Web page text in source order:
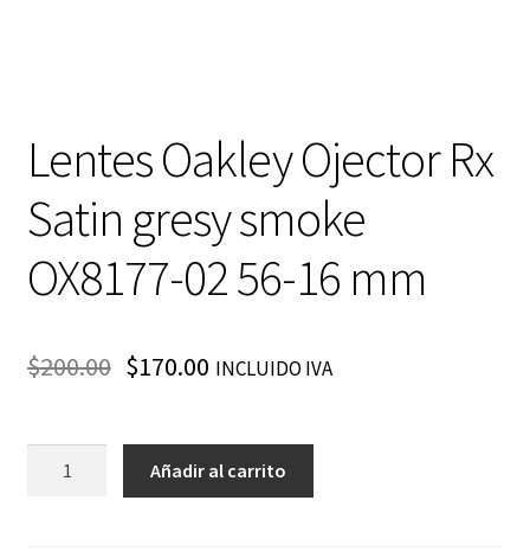
Lentes Oakley Ojector Rx
Satin gresy smoke
OX8177-02 56-16 mm
$200.00 $170.00 INCLUIDO IVA
Añadir al carrito